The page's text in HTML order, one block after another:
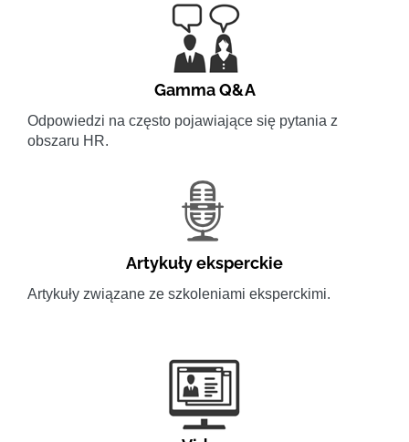
Gamma Q&A
Odpowiedzi na często pojawiające się pytania z
obszaru HR.
Artykuły eksperckie
Artykuły związane ze szkoleniami eksperckimi.